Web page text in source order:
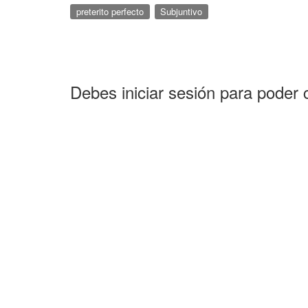
preterito perfecto Subjuntivo
Debes iniciar sesión para poder